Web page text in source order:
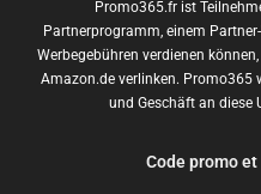
Promo365.fr ist
Partnerprogramm, einem
Werbegebühren verdienen
Amazon.de verlinken. Promo365
und Geschäft an diese
Code promo